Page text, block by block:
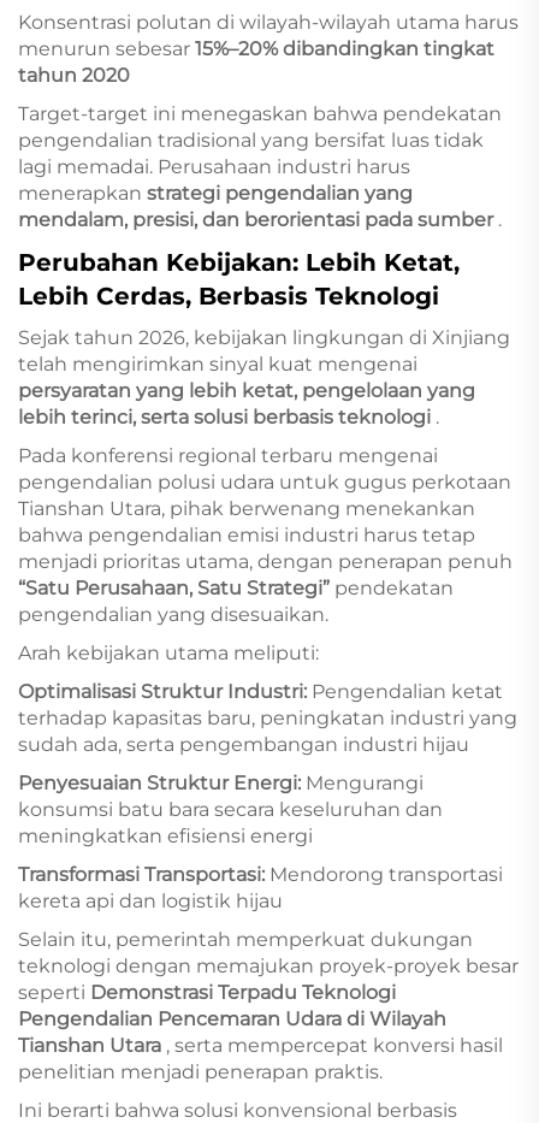
Konsentrasi polutan di wilayah-wilayah utama harus
menurun sebesar 15%–20% dibandingkan tingkat
tahun 2020
Target-target ini menegaskan bahwa pendekatan
pengendalian tradisional yang bersifat luas tidak
lagi memadai. Perusahaan industri harus
menerapkan strategi pengendalian yang
mendalam, presisi, dan berorientasi pada sumber .
Perubahan Kebijakan: Lebih Ketat,
Lebih Cerdas, Berbasis Teknologi
Sejak tahun 2026, kebijakan lingkungan di Xinjiang
telah mengirimkan sinyal kuat mengenai
persyaratan yang lebih ketat, pengelolaan yang
lebih terinci, serta solusi berbasis teknologi .
Pada konferensi regional terbaru mengenai
pengendalian polusi udara untuk gugus perkotaan
Tianshan Utara, pihak berwenang menekankan
bahwa pengendalian emisi industri harus tetap
menjadi prioritas utama, dengan penerapan penuh
“Satu Perusahaan, Satu Strategi” pendekatan
pengendalian yang disesuaikan.
Arah kebijakan utama meliputi:
Optimalisasi Struktur Industri: Pengendalian ketat
terhadap kapasitas baru, peningkatan industri yang
sudah ada, serta pengembangan industri hijau
Penyesuaian Struktur Energi: Mengurangi
konsumsi batu bara secara keseluruhan dan
meningkatkan efisiensi energi
Transformasi Transportasi: Mendorong transportasi
kereta api dan logistik hijau
Selain itu, pemerintah memperkuat dukungan
teknologi dengan memajukan proyek-proyek besar
seperti Demonstrasi Terpadu Teknologi
Pengendalian Pencemaran Udara di Wilayah
Tianshan Utara , serta mempercepat konversi hasil
penelitian menjadi penerapan praktis.
Ini berarti bahwa solusi konvensional berbasis